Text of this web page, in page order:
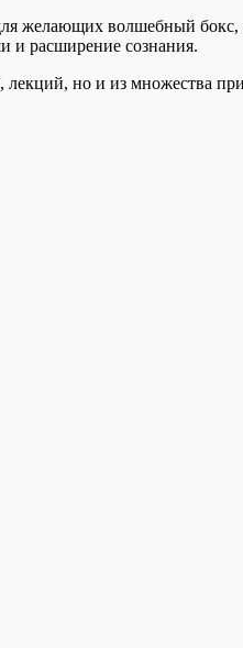
желающих волшебный
и расширение сознания.
лекций, но и из множества